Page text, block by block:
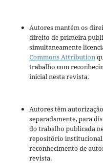
Autores mantém os
direito de primeira
simultaneamente
Commons Attribution
trabalho com
inicial nesta revista.
Autores têm
separadamente, para
do trabalho publicada
repositório
reconhecimento de
revista.